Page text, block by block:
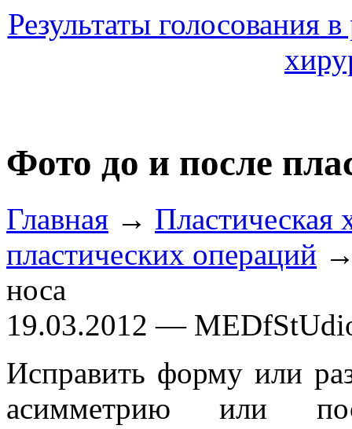
Результаты голосования
Фото до и после
Главная → Пластическая
пластических операций
носа
19.03.2012 —
Исправить форму или
асимметрию или